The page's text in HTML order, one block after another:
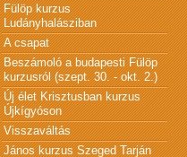
Fülöp kurzus
Ludányhalásziban
A csapat
Beszámoló a budapesti Fülöp
kurzusról (szept. 30. - okt. 2.)
Új élet Krisztusban kurzus
Újkígyóson
Visszaváltás
János kurzus Szeged Tarján